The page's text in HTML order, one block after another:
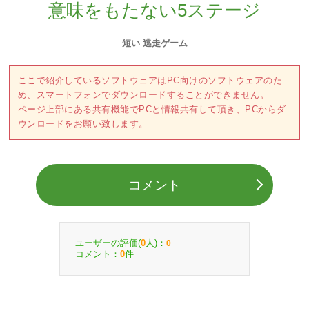
意味をもたない5ステージ
短い 逃走ゲーム
ここで紹介しているソフトウェアはPC向けのソフトウェアのた
め、スマートフォンでダウンロードすることができません。
ページ上部にある共有機能でPCと情報共有して頂き、PCからダ
ウンロードをお願い致します。
コメント
ユーザーの評価(0 人)： 0
コメント： 0件